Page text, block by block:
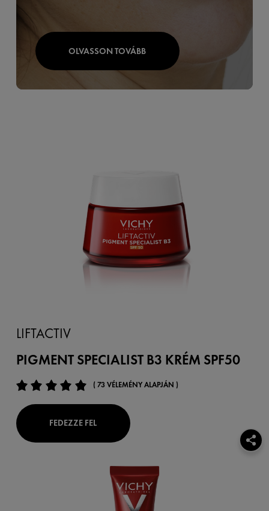
OLVASSON TOVÁBB
LIFTACTIV
PIGMENT SPECIALIST B3 KRÉM SPF50
( 73 VÉLEMÉNY ALAPJÁN )
FEDEZZE FEL